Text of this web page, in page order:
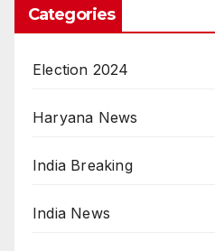
Categories
Election 2024
Haryana News
India Breaking
India News